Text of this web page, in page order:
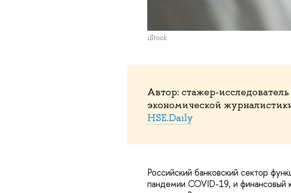
iStock
Автор: стажер-
экономической
HSE.Daily
Российский банковский сектор
пандемии COVID-19, и финансовый